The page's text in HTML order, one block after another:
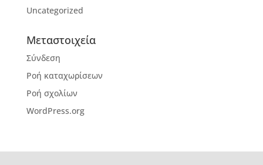
Uncategorized
Μεταστοιχεία
Σύνδεση
Ροή καταχωρίσεων
Ροή σχολίων
WordPress.org